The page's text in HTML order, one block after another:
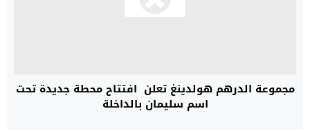
مجموعة الدرهم هولدينغ تعلن افتتاح محطة جديدة تحت
اسم سليمان بالداخلة